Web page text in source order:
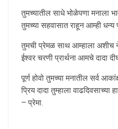
तुमच्यातील साधे भोळेपणा मनाला
तुमच्या सहवासात राहून आम्ही धन्य
तुमची प्रेमळ साथ आम्हाला अशीच
ईश्वर चरणी प्रार्थना आमचे दादा
पूर्ण होवो तुमच्या मनातील सर्व
प्रिय दादा तुम्हाला वाढदिवसाच्या
– प्रेमा.